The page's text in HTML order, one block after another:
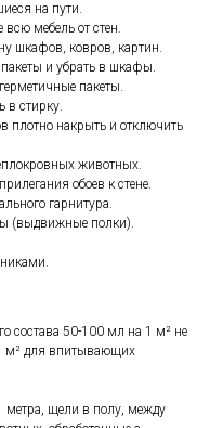
на пути.
мебель от стен.
шкафов, ковров, картин.
и убрать в шкафы.
пакеты.
в стирку.
плотно накрыть и отключить
животных.
обоев к стене.
гарнитура.
(выдвижные полки).
состава 50-100 мл на 1 м² не
м² для впитывающих
метра, щели в полу, между